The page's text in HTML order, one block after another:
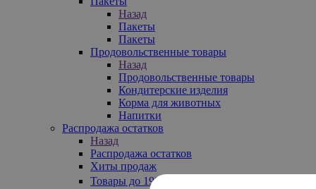
Назад
Пакеты
Пакеты
Продовольственные товары
Назад
Продовольственные товары
Кондитерские изделия
Корма для животных
Напитки
Распродажа остатков
Назад
Распродажа остатков
Хиты продаж
Товары до 199₽